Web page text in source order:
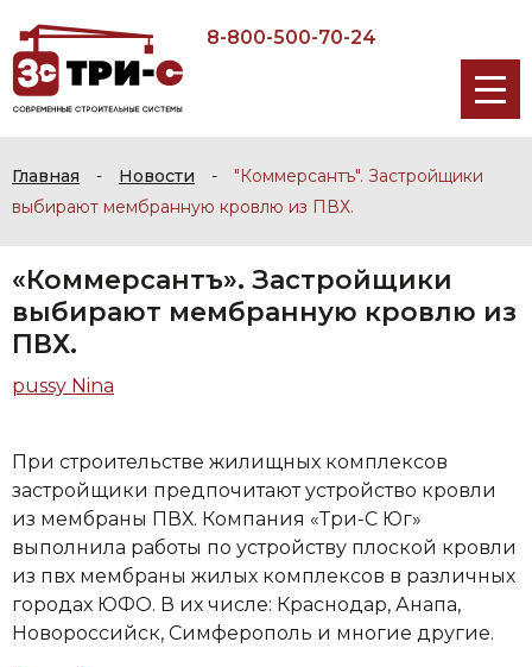
8-800-500-70-24
Главная - Новости -
"Коммерсантъ". Застройщики
выбирают мембранную кровлю из ПВХ.
«Коммерсантъ». Застройщики
выбирают мембранную кровлю из
ПВХ.
pussy Nina
При строительстве жилищных комплексов
застройщики предпочитают устройство кровли
из мембраны ПВХ. Компания «Три-С Юг»
выполнила работы по устройству плоской кровли
из пвх мембраны жилых комплексов в различных
городах ЮФО. В их числе: Краснодар, Анапа,
Новороссийск, Симферополь и многие другие.